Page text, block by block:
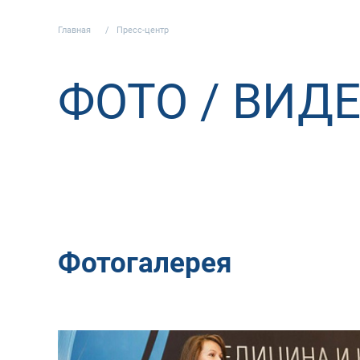
Главная Пресс-центр
ФОТО /
Фотогалерея